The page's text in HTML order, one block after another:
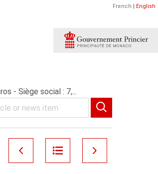
French | English
- Siège social : 7,...